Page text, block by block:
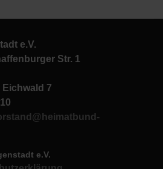
e.V.
Str. 1
7
e.V.